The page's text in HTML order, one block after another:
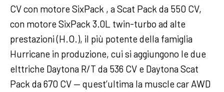
CV con motore SixPack , a Scat Pack da 550 CV,
con motore SixPack 3.0L twin-turbo ad alte
prestazioni (H.O.), il più potente della famiglia
Hurricane in produzione, cui si aggiungono le due
elttriche Daytona R/T da 536 CV e Daytona Scat
Pack da 670 CV — quest’ultima la muscle car AWD